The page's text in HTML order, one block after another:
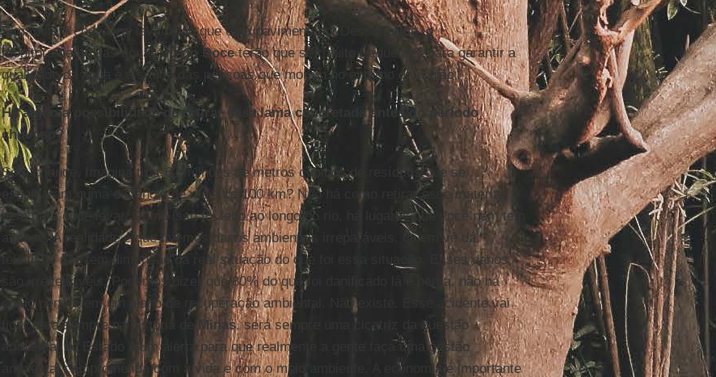
Sim, pois a chuva vai lavar tudo que está pavimentado. Dessa forma, o
monitoramento das águas dorio Doceterão que ser muito frequentes para garantir a
qualidade da água e a saúde das pessoas que moram no entorno da região.
Há alguma possibilidade de retirar essa lama concretada antes do período
chuvoso?
Sem chance. Imagina tirar 62 milhões de metros cúbicos de resíduos que se
espalharam numa distância de mais de 100 km? Não há como retirar esse material,
nem para onde levar. Como isso foi feito ao longo do rio, há lugares que você nem tem
acesso. A realidade é que tivemos danos ambientais irreparáveis. Quem vê dá
televisão não tem dimensão da real situação do que foi essa situação. Esses danos
são irreversíveis. Podemos dizer que 80% do que foi danificado lá é perda, não há
como pensar em um plano de recuperação ambiental. Não existe. Esse acidente vai
ficar para sempre na história de
Minas, será sempre uma cicatriz da questão
ambiental do Estado e um alerta para que realmente a gente faça uma gestão
ambiental comprometida com a vida e com o meio ambiente. A economia é importante